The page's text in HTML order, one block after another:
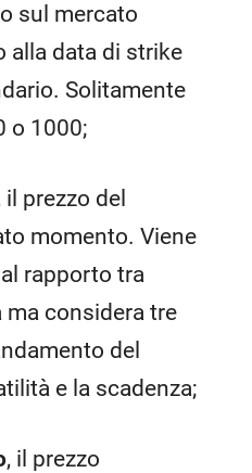
sul mercato
alla data di strike
Solitamente
o 1000;
il prezzo del
momento. Viene
rapporto tra
considera tre
del
e la scadenza;
, il prezzo